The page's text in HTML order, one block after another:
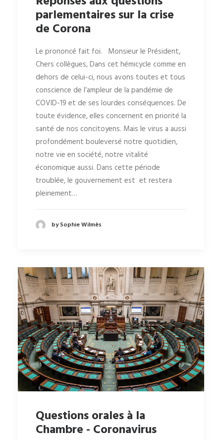
parlementaires sur la crise
de Corona
Le prononcé fait foi. Monsieur le Président,
Chers collègues, Dans cet hémicycle comme en
dehors de celui-ci, nous avons toutes et tous
conscience de l’ampleur de la pandémie de
COVID-19 et de ses lourdes conséquences. De
toute évidence, elles concernent en priorité la
santé de nos concitoyens. Mais le virus a aussi
profondément bouleversé notre quotidien,
notre vie en société, notre vitalité
économique aussi. Dans cette période
troublée, le gouvernement est et restera
pleinement…
by Sophie Wilmès
Questions orales à la
Chambre - Coronavirus